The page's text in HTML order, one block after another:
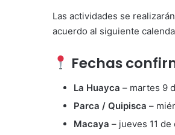
Las actividades se realizarán
acuerdo al siguiente
Fechas
La Huayca – martes 9
Parca / Quipisca –
Macaya – jueves 11